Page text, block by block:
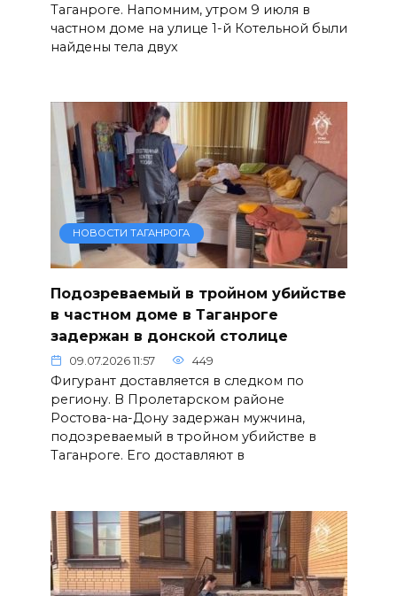
Таганроге. Напомним, утром 9 июля в
частном доме на улице 1-й Котельной были
найдены тела двух
НОВОСТИ ТАГАНРОГА
Подозреваемый в тройном убийстве
в частном доме в Таганроге
задержан в донской столице
09.07.2026 11:57 449
Фигурант доставляется в следком по
региону. В Пролетарском районе
Ростова-на-Дону задержан мужчина,
подозреваемый в тройном убийстве в
Таганроге. Его доставляют в